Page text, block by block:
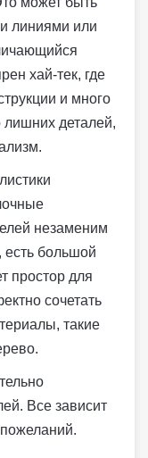
линиями или
хай-тек, где
и много
деталей,
незаменим
есть большой
простор для
сочетать
такие
Все зависит